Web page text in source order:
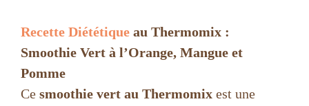
Recette Diététique au Thermomix :
Smoothie Vert à l’Orange, Mangue et
Pomme
Ce smoothie vert au Thermomix est une